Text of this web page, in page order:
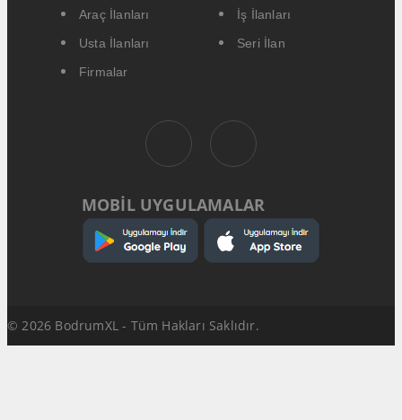
Araç İlanları
İş İlanları
Usta İlanları
Seri İlan
Firmalar
MOBİL UYGULAMALAR
© 2026 BodrumXL - Tüm Hakları Saklıdır.